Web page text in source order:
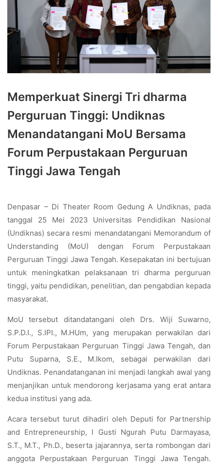
Memperkuat Sinergi Tri dharma
Perguruan Tinggi: Undiknas
Menandatangani MoU Bersama
Forum Perpustakaan Perguruan
Tinggi Jawa Tengah
Denpasar – Di Theater Room Gedung A Undiknas, pada
tanggal 25 Mei 2023 Universitas Pendidikan Nasional
(Undiknas) secara resmi menandatangani Memorandum of
Understanding (MoU) dengan Forum Perpustakaan
Perguruan Tinggi Jawa Tengah. Kesepakatan ini bertujuan
untuk meningkatkan pelaksanaan tri dharma perguruan
tinggi, yaitu pendidikan, penelitian, dan pengabdian kepada
masyarakat.
MoU tersebut ditandatangani oleh Drs. Wiji Suwarno,
S.P.D.I., S.IPI., M.HUm, yang merupakan perwakilan dari
Forum Perpustakaan Perguruan Tinggi Jawa Tengah, dan
Putu Suparna, S.E., M.Ikom, sebagai perwakilan dari
Undiknas. Penandatanganan ini menjadi langkah awal yang
menjanjikan untuk mendorong kerjasama yang erat antara
kedua institusi yang ada.
Acara tersebut turut dihadiri oleh Deputi for Partnership
and Entrepreneurship, I Gusti Ngurah Putu Darmayasa,
S.T., M.T., Ph.D., beserta jajarannya, serta rombongan dari
anggota Perpustakaan Perguruan Tinggi Jawa Tengah.